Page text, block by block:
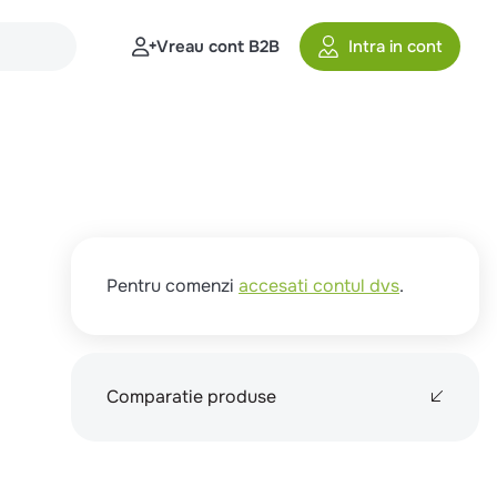
Vreau cont B2B Intra in cont
Pentru comenzi accesati contul dvs.
Comparatie produse